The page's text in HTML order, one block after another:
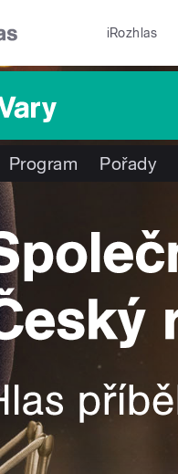
iRozhlas
Program Pořady